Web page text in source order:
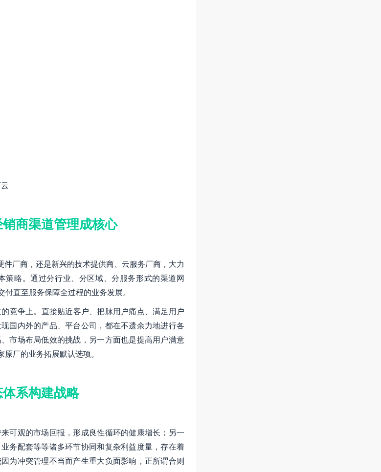
商渠道管理成核心
厂商，还是新兴的技术提供商、云服务厂商，大力
略。通过分行业、分区域、分服务形式的渠道网
直至服务保障全过程的业务发展。
竞争上。直接贴近客户、把脉用户痛点、满足用户
国内外的产品、平台公司，都在不遗余力地进行各
市场布局低效的挑战，另一方面也是提高用户满意
厂的业务拓展默认选项。
系构建战略
可观的市场回报，形成良性循环的健康增长；另一
务配套等等诸多环节协同和复杂利益度量，存在着
为冲突管理不当而产生重大负面影响，正所谓合则